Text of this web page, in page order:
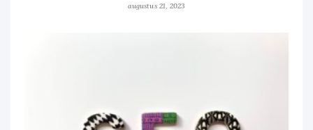
augustus 21, 2023